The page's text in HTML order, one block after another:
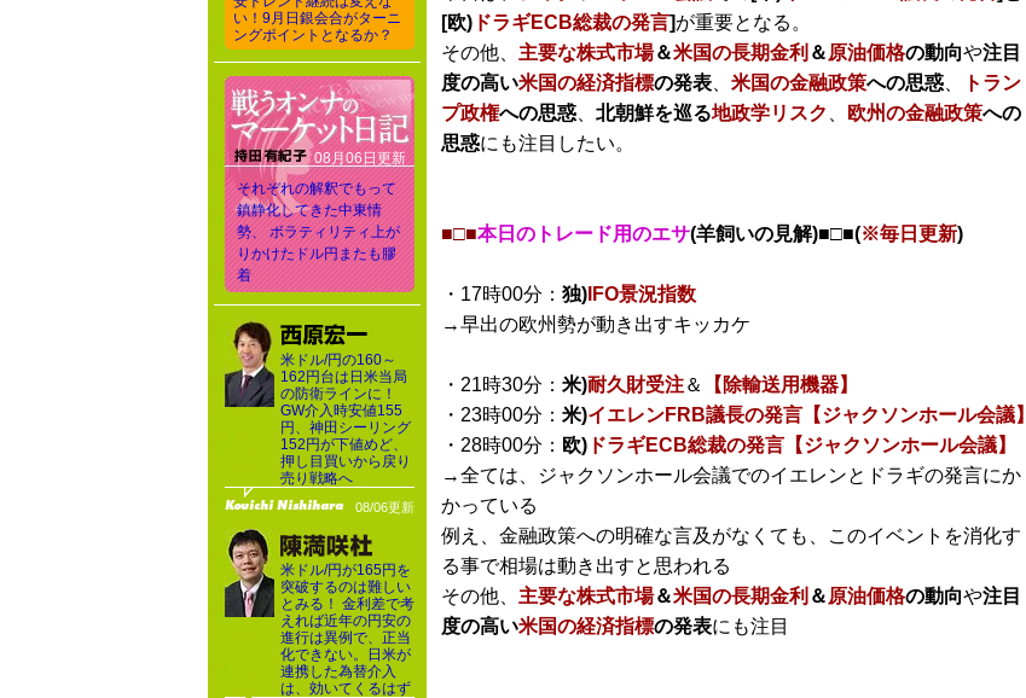
[欧) ドラギECB総裁の発言]が重要となる。
その他、 主要な株式市場＆米国の長期金利 ＆ 原油価格の動向や注目
度の高い米国の経済指標の発表 米国の金融政策への思惑
トラン
プ政権への思惑 北朝鮮を巡る地政学リスク 欧州の金融政策への
思惑にも注目したい。
■□■本日のトレード用のエサ(羊飼いの見解)■□■(※毎日更新)
・17時00分： 独) IFO景況指数
→早出の欧州勢が動き出すキッカケ
・21時30分： 米)耐久財受注＆
【除輸送用機器】
・23時00分： 米)イエレンFRB議長の発言【ジャクソンホール会議】
・28時00分： 欧) ドラギECB総裁の発言【ジャクソンホール会議】
→全ては、ジャクソンホール会議でのイエレンとドラギの発言にか
かっている
例え、金融政策への明確な言及がなくても、このイベントを消化す
る事で相場は動き出すと思われる
その他、 主要な株式市場＆米国の長期金利 ＆ 原油価格の動向や注目
度の高い米国の経済指標の発表にも注目
い！9月日銀会合がターニ
ングポイントとなるか？
08月06日更新
それぞれの解釈でもって
鎮静化してきた中東情
勢、 ボラティリティ上が
りかけたドル円またも膠
着
米ドル/円の160～
162円台は日米当局
の防衛ラインに！
GW介入時安値155
円、神田シーリング
152円が下値めど、
押し目買いから戻り
売り戦略へ
08/06更新
米ドル/円が165円を
突破するのは難しい
とみる！ 金利差で考
えれば近年の円安の
進行は異例で、正当
化できない。日米が
連携した為替介入
は、効いてくるはず